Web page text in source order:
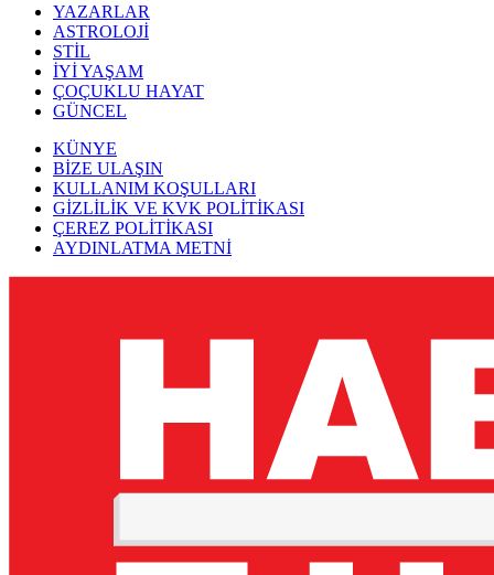
YAZARLAR
ASTROLOJİ
STİL
İYİ YAŞAM
ÇOÇUKLU HAYAT
GÜNCEL
KÜNYE
BİZE ULAŞIN
KULLANIM KOŞULLARI
GİZLİLİK VE KVK POLİTİKASI
ÇEREZ POLİTİKASI
AYDINLATMA METNİ